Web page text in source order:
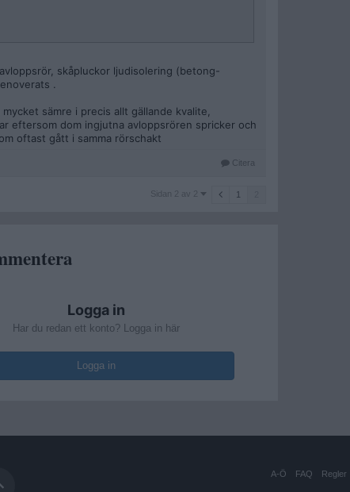
skåpluckor ljudisolering (betong-
.
sämre i precis allt gällande kvalite,
eftersom dom ingjutna avloppsrören spricker och
oftast gått i samma rörschakt
Citera
Sidan
Sidan 2 av 2 1
Logga in
Har du redan ett konto? Logga in här
Logga in
A-Ö FAQ Regler